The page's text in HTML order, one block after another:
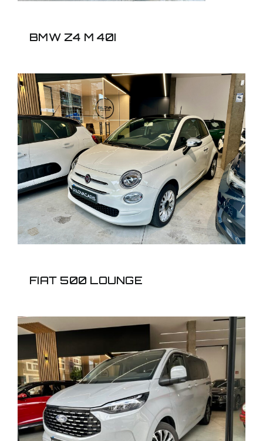
BMW Z4 M 40I
FIAT 500 LOUNGE
FIAT 500 LOUNGE
FORD Tourneo Custom
2.5 Duratec PHEV 171 L1
Titanium X eCVT